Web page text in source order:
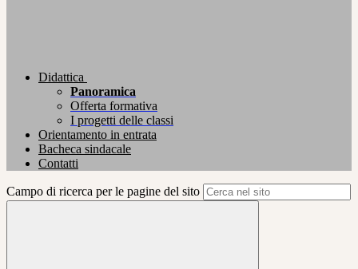
Didattica
Panoramica
Offerta formativa
I progetti delle classi
Orientamento in entrata
Bacheca sindacale
Contatti
Campo di ricerca per le pagine del sito